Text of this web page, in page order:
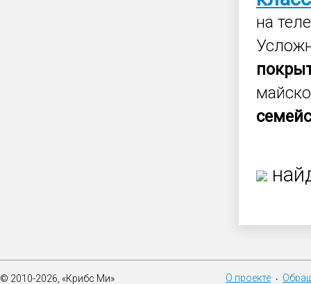
на
© 2010-2026, «Крибс Ми» О проекте •